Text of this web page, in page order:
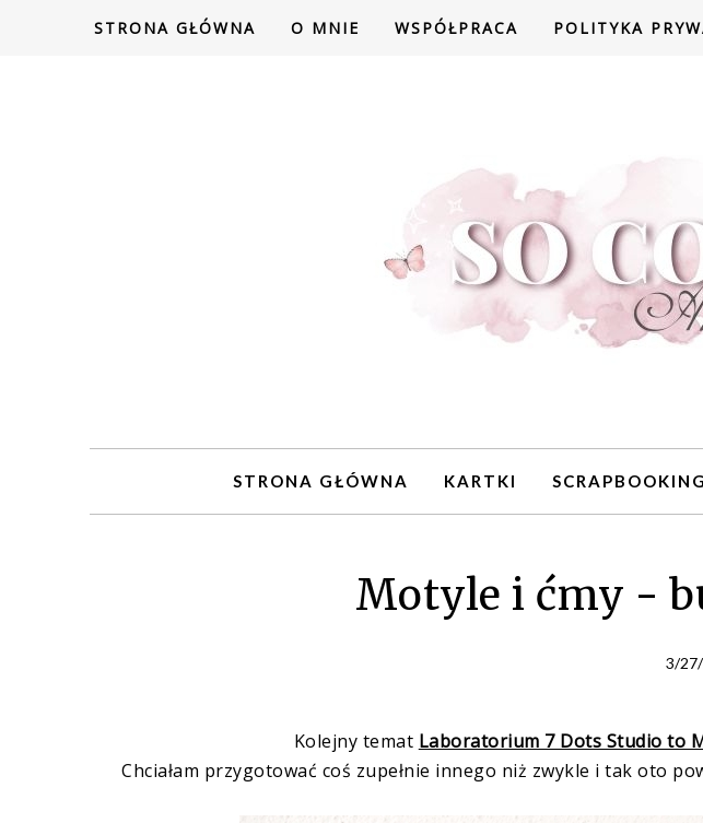
STRONA GŁÓWNA O MNIE WSPÓŁPRACA POLITYKA
STRONA GŁÓWNA KARTKI SCRAPBOOKING
Motyle i ćmy -
3/
Kolejny temat Laboratorium 7 Dots Studio to
Chciałam przygotować coś zupełnie innego niż zwykle i tak oto